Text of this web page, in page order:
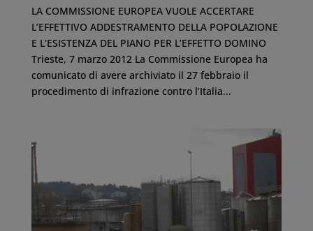
LA COMMISSIONE EUROPEA VUOLE ACCERTARE
L’EFFETTIVO ADDESTRAMENTO DELLA POPOLAZIONE
E L’ESISTENZA DEL PIANO PER L’EFFETTO DOMINO
Trieste, 7 marzo 2012 La Commissione Europea ha
comunicato di avere archiviato il 27 febbraio il
procedimento di infrazione contro l’Italia...